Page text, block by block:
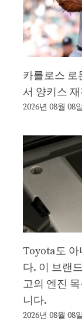
카를로스 로
서 양키스
2026년 08월 08일
Toyota도
다. 이 브랜
고의 엔진
니다.
2026년 08월 08일